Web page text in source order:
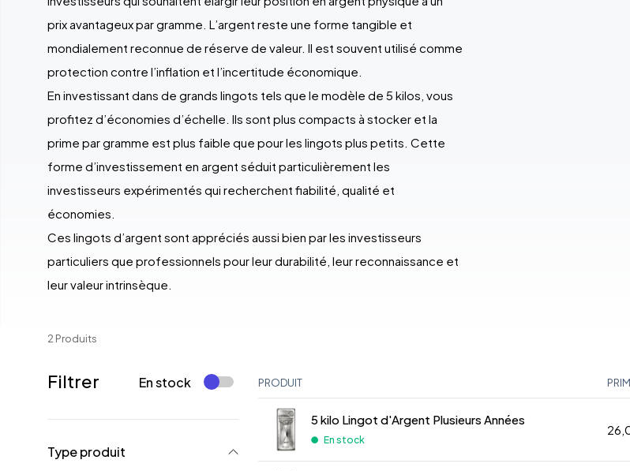
prix avantageux par gramme. L’argent reste une forme tangible et
mondialement reconnue de réserve de valeur. Il est souvent utilisé comme
protection contre l’inflation et l’incertitude économique.
En investissant dans de grands lingots tels que le modèle de 5 kilos, vous
profitez d’économies d’échelle. Ils sont plus compacts à stocker et la
prime par gramme est plus faible que pour les lingots plus petits. Cette
forme d’investissement en argent séduit particulièrement les
investisseurs expérimentés qui recherchent fiabilité, qualité et
économies.
Ces lingots d’argent sont appréciés aussi bien par les investisseurs
particuliers que professionnels pour leur durabilité, leur reconnaissance et
leur valeur intrinsèque.
2 Produits
Filtrer En stock
Type produit
PRODUIT
5 kilo Lingot d'Argent Plusieurs Années
En stock